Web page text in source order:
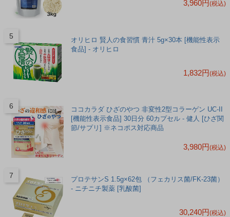
3,960円(税込)
オリヒロ 賢人の食習慣 青汁 5g×30本 [機能性表示
食品] - オリヒロ
1,832円(税込)
ココカラダ ひざのやつ 非変性2型コラーゲン UC-II
[機能性表示食品] 30日分 60カプセル - 健人 [ひざ関
節/サプリ] ※ネコポス対応商品
3,980円(税込)
プロテサンS 1.5g×62包 （フェカリス菌/FK-23菌）
- ニチニチ製薬 [乳酸菌]
30,240円(税込)